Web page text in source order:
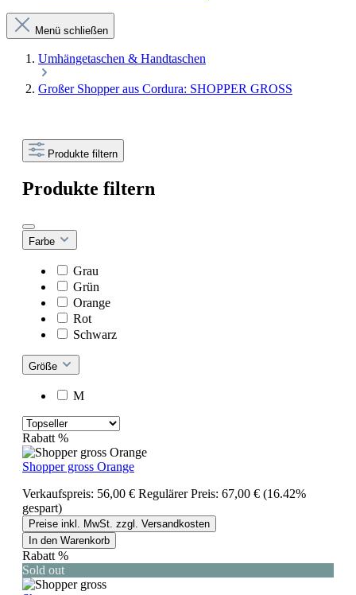
Menü schließen
Umhängetaschen & Handtaschen
Großer Shopper aus Cordura: SHOPPER GROSS
Produkte filtern
Produkte filtern
Farbe
Grau
Grün
Orange
Rot
Schwarz
Größe
M
Rabatt %
Shopper gross Orange
Verkaufspreis: 56,00 € Regulärer Preis: 67,00 € (16.42%
gespart)
Preise inkl. MwSt. zzgl. Versandkosten
In den Warenkorb
Rabatt %
Sold out